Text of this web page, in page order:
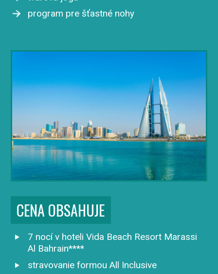
program pre šťastné nohy
CENA OBSAHUJE
7 nocí v hoteli Vida Beach Resort Marassi
Al Bahrain​****
stravovanie formou All Inclusive